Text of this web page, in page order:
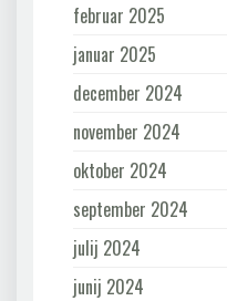
februar 2025
januar 2025
december 2024
november 2024
oktober 2024
september 2024
julij 2024
junij 2024